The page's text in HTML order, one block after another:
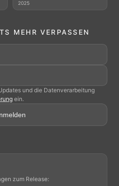
2025
MEHR VERPASSEN
und die Datenverarbeitung
ein.
zum Release: